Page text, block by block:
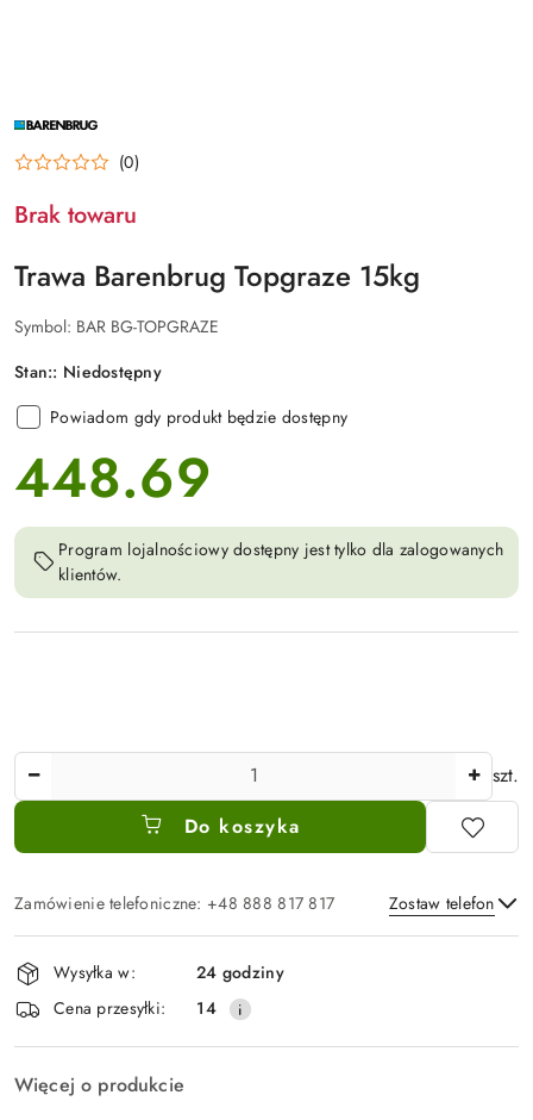
NAZWA
PRODUCENTA:
BARENBRUG (0)
Brak towaru
Trawa Barenbrug Topgraze 15kg
Symbol: BAR BG-TOPGRAZE
Stan:: Niedostępny
Powiadom gdy produkt będzie dostępny
cena:
448.69
Program lojalnościowy dostępny jest tylko dla zalogowanych
klientów.
szt.
Do koszyka
Zamówienie telefoniczne: +48 888 817 817 Zostaw telefon
Wyślij
Dostępność
i
dostawa
Wysyłka w:
24 godziny
Cena przesyłki:
14
Więcej o produkcie